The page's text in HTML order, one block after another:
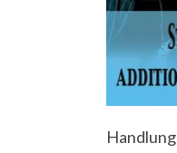
Handlung